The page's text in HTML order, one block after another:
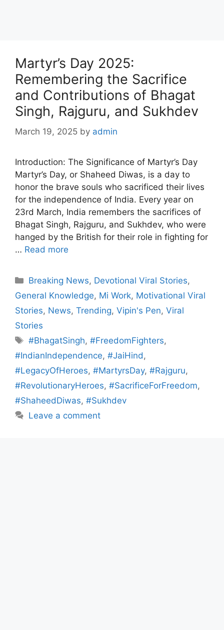
Martyr’s Day 2025:
Remembering the Sacrifice
and Contributions of Bhagat
Singh, Rajguru, and Sukhdev
March 19, 2025 by admin
Introduction: The Significance of Martyr’s Day
Martyr’s Day, or Shaheed Diwas, is a day to
honor the brave souls who sacrificed their lives
for the independence of India. Every year on
23rd March, India remembers the sacrifices of
Bhagat Singh, Rajguru, and Sukhdev, who were
hanged by the British for their role in fighting for
… Read more
Categories
Breaking News, Devotional Viral Stories,
General Knowledge, Mi Work, Motivational Viral
Stories, News, Trending, Vipin's Pen, Viral
Stories
Tags
#BhagatSingh,#FreedomFighters,
#IndianIndependence, #JaiHind ,
#LegacyOfHeroes, #MartyrsDay, #Rajguru,
#RevolutionaryHeroes, #SacrificeForFreedom,
#ShaheedDiwas, #Sukhdev
Leave a comment